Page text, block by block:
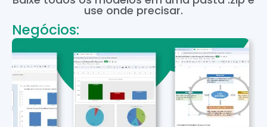
use onde precisar.
Negócios: